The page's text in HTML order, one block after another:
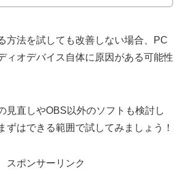
方法を試しても改善しない場合、PC
ィオデバイス自体に原因がある可能性
見直しやOBS以外のソフトも検討し
ずはできる範囲で試してみましょう！
スポンサーリンク